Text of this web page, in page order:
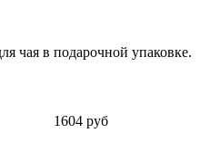
чая в подарочной упаковке.
1604 руб